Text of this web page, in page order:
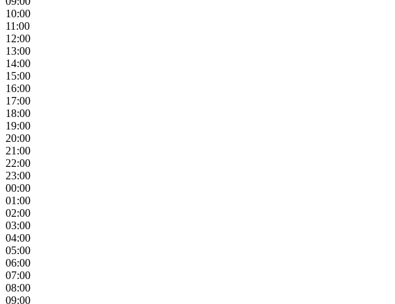
10:00
11:00
12:00
13:00
14:00
15:00
16:00
17:00
18:00
19:00
20:00
21:00
22:00
23:00
00:00
01:00
02:00
03:00
04:00
05:00
06:00
07:00
08:00
09:00